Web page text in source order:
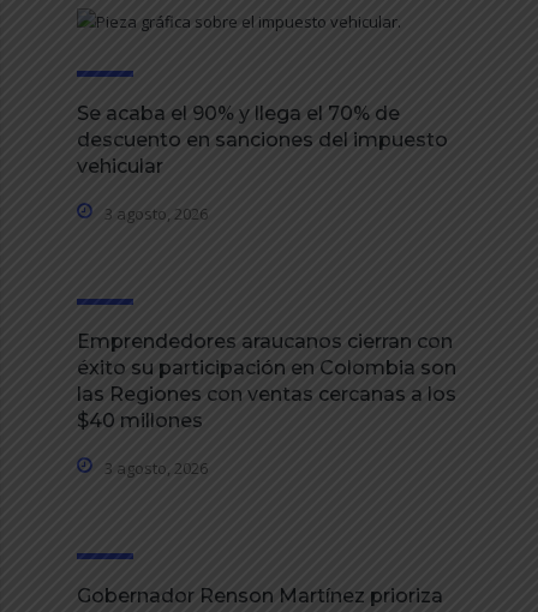
Se acaba el 90% y llega el 70% de
descuento en sanciones del impuesto
vehicular
3 agosto, 2026
Emprendedores araucanos cierran con
éxito su participación en Colombia son
las Regiones con ventas cercanas a los
$40 millones
3 agosto, 2026
Gobernador Renson Martínez prioriza